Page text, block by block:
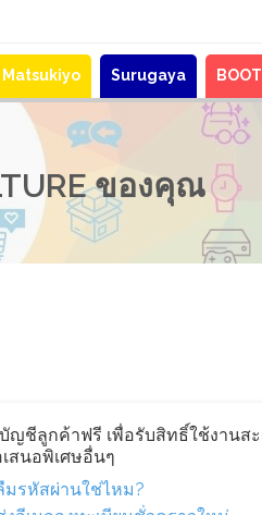
Matsukiyo Surugaya
ของคุณ
ญชีลูกค้าฟรี เพื่อรับสิทธิ์ใช้งานสะ
สนอพิเศษอื่นๆ
มรหัสผ่านใช่ไหม?